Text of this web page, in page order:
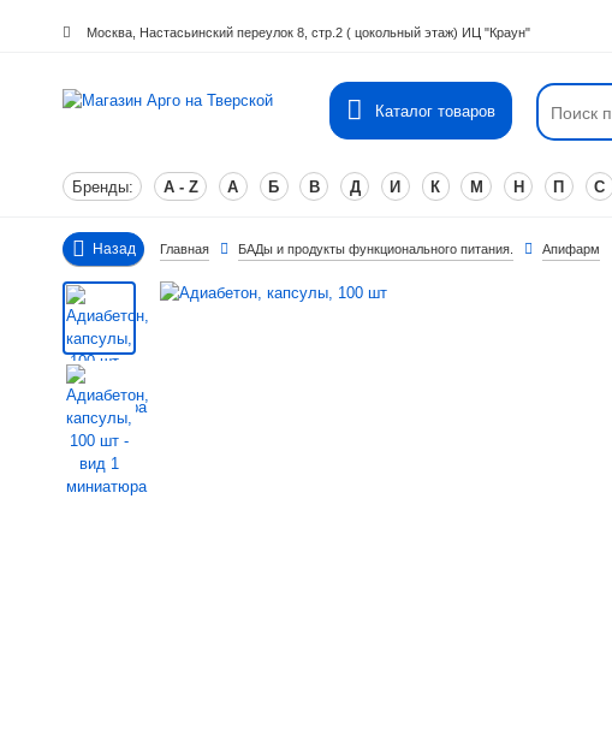
Москва, Настасьинский переулок 8, стр.2 ( цокольный этаж) ИЦ "Краун"
Каталог товаров
Бренды: A - Z А Б В Д И К М Н П С
Назад Главная БАДы и продукты функционального питания. Апифарм